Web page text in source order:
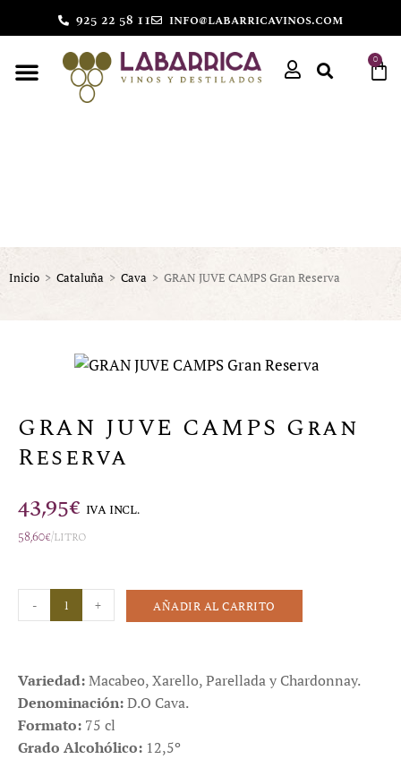
925 22 58 11 info@labarricavinos.com
0
Inicio > Cataluña > Cava > GRAN JUVE CAMPS Gran Reserva
GRAN JUVE CAMPS Gran
Reserva
43,95€ IVA INCL.
58,60€/litro
- + AÑADIR AL CARRITO
Variedad:Macabeo, Xarello, Parellada y Chardonnay.
Denominación:D.O Cava.
Formato: 75 cl
Grado Alcohólico: 12,5º